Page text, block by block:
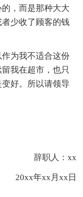
，而是那种大大
少收了顾客的钱
为我不适合这份
我在超市，也只
好。所以请领导
辞职人：xx
20xx年xx月xx日